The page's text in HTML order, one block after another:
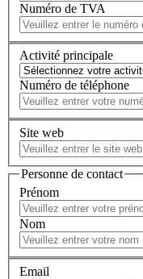
Numéro de TVA
Activité principale
Numéro de téléphone
Site web
Personne de contact
Prénom
Nom
Email